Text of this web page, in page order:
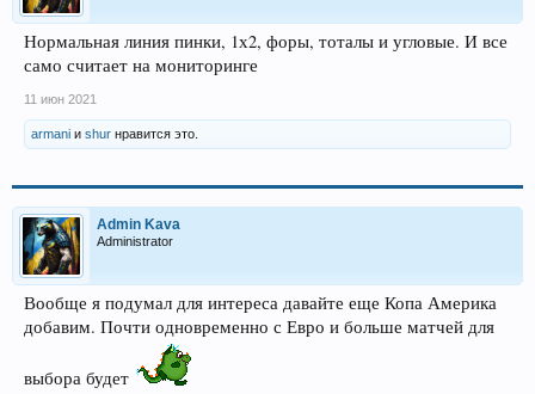
Нормальная линия пинки, 1х2, форы, тоталы и угловые. И все
само считает на мониторинге
11 июн 2021
armani и shur нравится это.
Admin Kava
Administrator
Вообще я подумал для интереса давайте еще Копа Америка
добавим. Почти одновременно с Евро и больше матчей для
выбора будет